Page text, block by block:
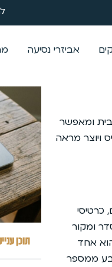
אביזרי נסיעה
ומאפשר
ויוצר מראה
כרטיסי
ומקור
אחד
ממספר
תוכן